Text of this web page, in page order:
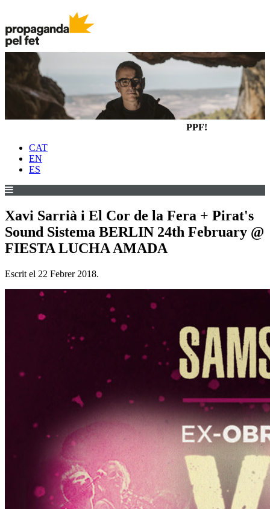
PPF!
CAT
EN
ES
Xavi Sarrià i El Cor de la Fera + Pirat's
Sound Sistema BERLIN 24th February @
FIESTA LUCHA AMADA
Escrit el 22 Febrer 2018.